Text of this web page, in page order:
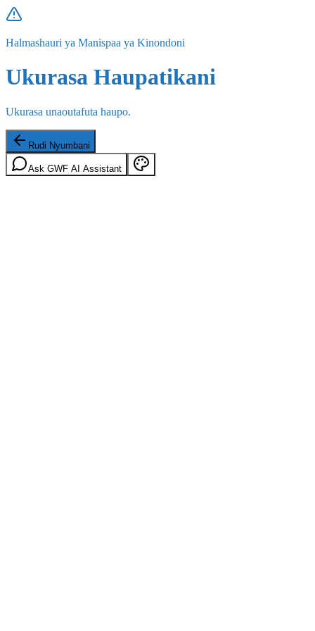
Halmashauri ya Manispaa ya Kinondoni
Ukurasa Haupatikani
Ukurasa unaoutafuta haupo.
Rudi Nyumbani
Ask GWF AI Assistant